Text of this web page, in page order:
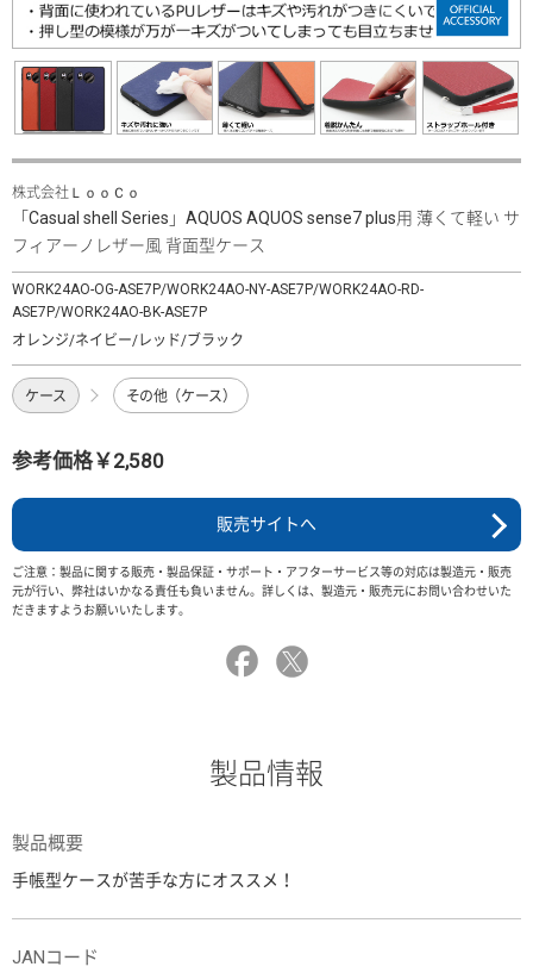
株式会社ＬｏｏＣｏ
「Casual shell Series」AQUOS AQUOS sense7 plus用 薄くて軽い サ
フィアーノレザー風 背面型ケース
WORK24AO-OG-ASE7P/WORK24AO-NY-ASE7P/WORK24AO-RD-
ASE7P/WORK24AO-BK-ASE7P
オレンジ/ネイビー/レッド/ブラック
ケース その他（ケース）
参考価格￥2,580
販売サイトへ
ご注意：製品に関する販売・製品保証・サポート・アフターサービス等の対応は製造元・販売
元が行い、弊社はいかなる責任も負いません。詳しくは、製造元・販売元にお問い合わせいた
だきますようお願いいたします。
製品情報
製品概要
手帳型ケースが苦手な方にオススメ！
JANコード